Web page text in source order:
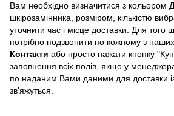
Вам необхідно визначитися з кольором
шкірозамінника, розміром, кількістю
уточнити час і місце доставки. Для того
потрібно подзвонити по кожному з наших
Контакти або просто нажати кнопку
заповнення всіх полів, якщо у
по наданим Вами даними для доставки
зв'яжуться.